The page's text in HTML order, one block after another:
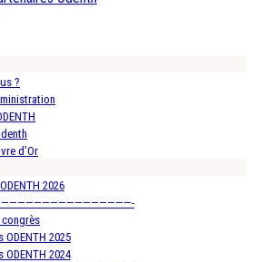
?
d’Or
2026
ODENTH 2025
ODENTH 2024